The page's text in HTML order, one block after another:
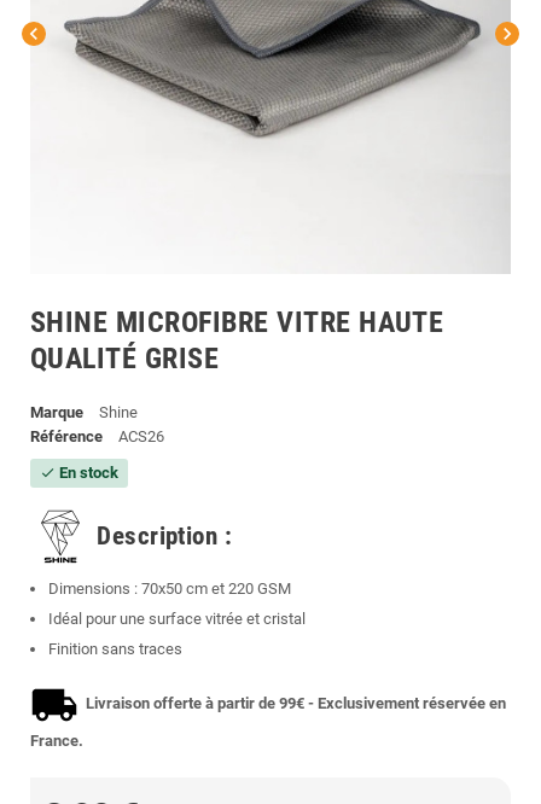
chevron_left chevron_right
SHINE MICROFIBRE VITRE HAUTE
QUALITÉ GRISE
Marque
Shine
Référence
ACS26
check En stock
Description :
Dimensions : 70x50 cm et 220 GSM
Idéal pour une surface vitrée et cristal
Finition sans traces
Livraison offerte à partir de 99€ - Exclusivement réservée en
France.